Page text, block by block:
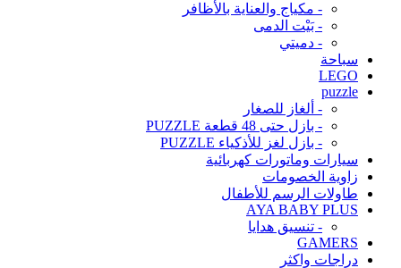
- مكياج والعناية بالأظافر
- بَيْت الدمى
- دميتي
سباحة
LEGO
puzzle
- ألغاز للصغار
- بازل حتى 48 قطعة PUZZLE
- بازل لغز للأذكياء PUZZLE
سيارات وماتورات كهربائية
زاوية الخصومات
طاولات الرسم للأطفال
AYA BABY PLUS
- تنسيق هدايا
GAMERS
دراجات واكثر